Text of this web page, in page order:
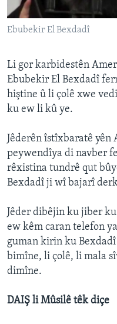
ÇAND Û HUNER
SERNIVÎS
Learning English
Zimanên Din
Ebubekir El Bexdadî
Li gor karbidestên
Ebubekir El Bexdadî
hiştine û li çolê xwe
ku ew li kû ye.
Jêderên îstîxbaratê
peywendîya di navber
rêxistina tundrê qut
Bexdadî ji wî bajarî
Jêder dibêjin ku jiber
ew kêm caran telefon
guman kirin ku
bimîne, li çolê, li mala
dimîne.
DAIŞ li Mûsilê têk diçe